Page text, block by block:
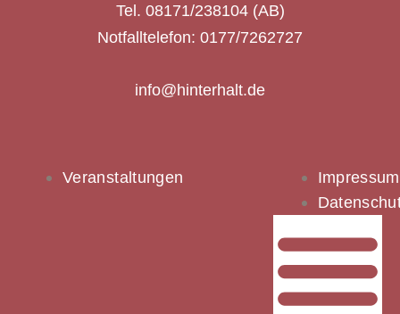
Tel. 08171/238104 (AB)
Notfalltelefon: 0177/7262727
info@hinterhalt.de
Veranstaltungen
Impressum